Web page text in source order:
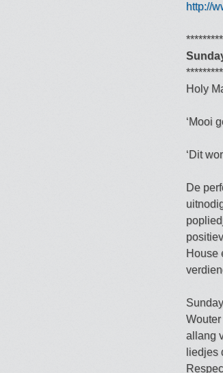
http://
Holy
‘Mooi
‘Dit
De
House
allang
liedjes